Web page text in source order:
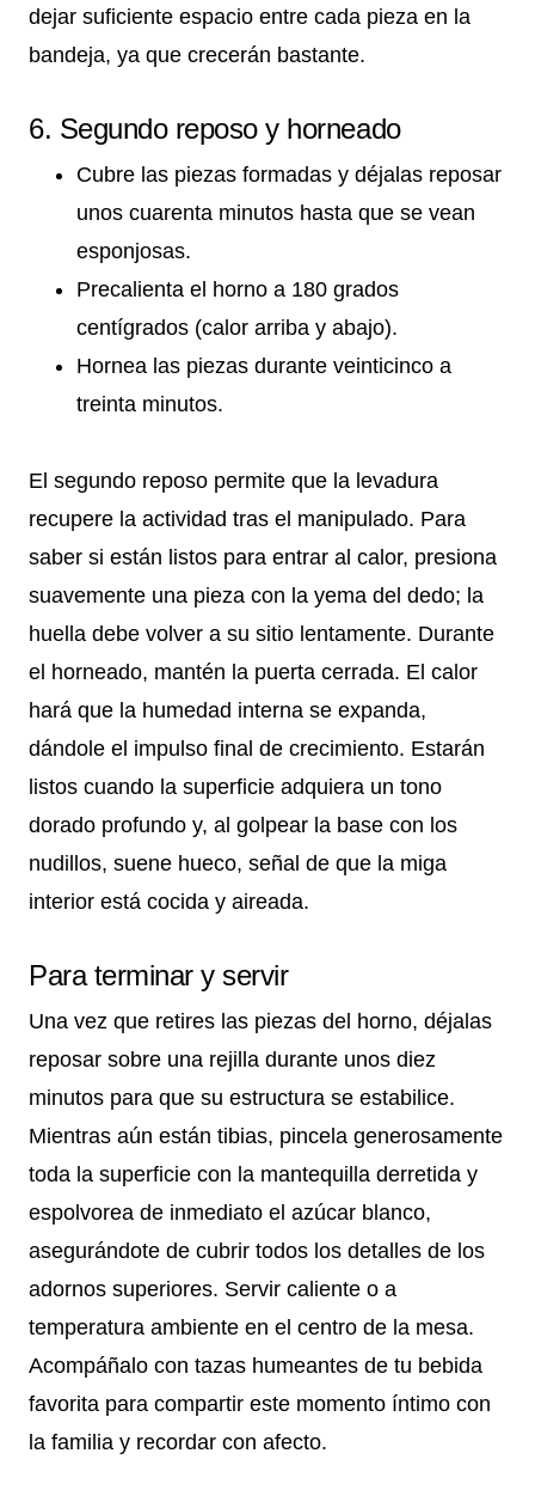
dejar suficiente espacio entre cada pieza en la
bandeja, ya que crecerán bastante.
6. Segundo reposo y horneado
Cubre las piezas formadas y déjalas reposar
unos cuarenta minutos hasta que se vean
esponjosas.
Precalienta el horno a 180 grados
centígrados (calor arriba y abajo).
Hornea las piezas durante veinticinco a
treinta minutos.
El segundo reposo permite que la levadura
recupere la actividad tras el manipulado. Para
saber si están listos para entrar al calor, presiona
suavemente una pieza con la yema del dedo; la
huella debe volver a su sitio lentamente. Durante
el horneado, mantén la puerta cerrada. El calor
hará que la humedad interna se expanda,
dándole el impulso final de crecimiento. Estarán
listos cuando la superficie adquiera un tono
dorado profundo y, al golpear la base con los
nudillos, suene hueco, señal de que la miga
interior está cocida y aireada.
Para terminar y servir
Una vez que retires las piezas del horno, déjalas
reposar sobre una rejilla durante unos diez
minutos para que su estructura se estabilice.
Mientras aún están tibias, pincela generosamente
toda la superficie con la mantequilla derretida y
espolvorea de inmediato el azúcar blanco,
asegurándote de cubrir todos los detalles de los
adornos superiores. Servir caliente o a
temperatura ambiente en el centro de la mesa.
Acompáñalo con tazas humeantes de tu bebida
favorita para compartir este momento íntimo con
la familia y recordar con afecto.